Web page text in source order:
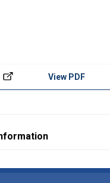
View PDF